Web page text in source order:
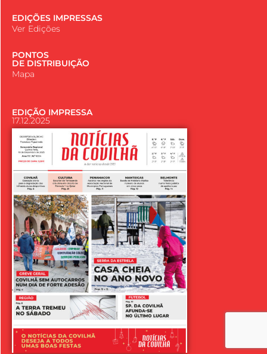
EDIÇÕES IMPRESSAS
Ver Edições
PONTOS
DE DISTRIBUIÇÃO
Mapa
EDIÇÃO IMPRESSA
17.12.2025